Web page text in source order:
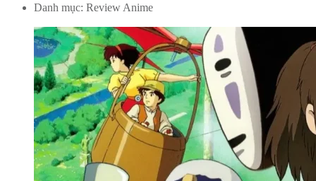
Danh mục: Review Anime